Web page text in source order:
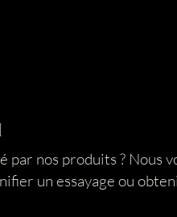
par nos produits ? Nous
un essayage ou